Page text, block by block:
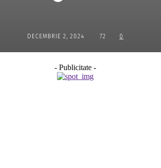
DECEMBRIE 2, 2024 72 0
- Publicitate -